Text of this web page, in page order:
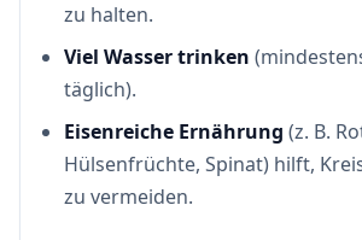
zu halten.
Viel Wasser trinken
täglich).
Eisenreiche Ernährung (z. B.
Hülsenfrüchte, Spinat) hilft,
zu vermeiden.